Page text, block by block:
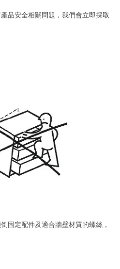
品安全相關問題，我們會立即採取
固定配件及適合牆壁材質的螺絲，